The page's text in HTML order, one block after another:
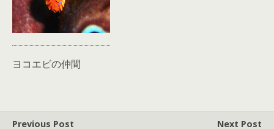
ヨコエビの仲間
Previous Post Next Post